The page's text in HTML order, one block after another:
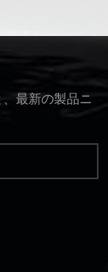
最新の製品ニ